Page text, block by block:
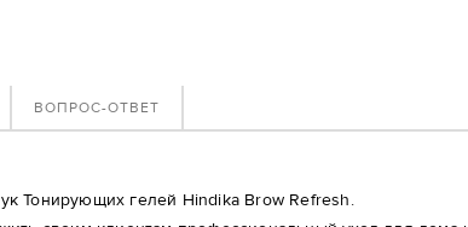
ВОПРОС-ОТВЕТ
Тонирующих гелей Hindika Brow Refresh.